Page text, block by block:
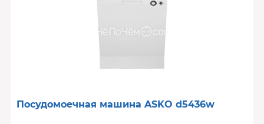
Посудомоечная машина ASKO d5436w